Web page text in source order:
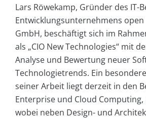
Lars Röwekamp, Gründer des IT-
Entwicklungsunternehmens
GmbH, beschäftigt sich im
als „CIO New Technologies“ mit
Analyse und Bewertung neuer
Technologietrends. Ein
seiner Arbeit liegt derzeit in den
Enterprise und Cloud Computing,
wobei neben Design- und